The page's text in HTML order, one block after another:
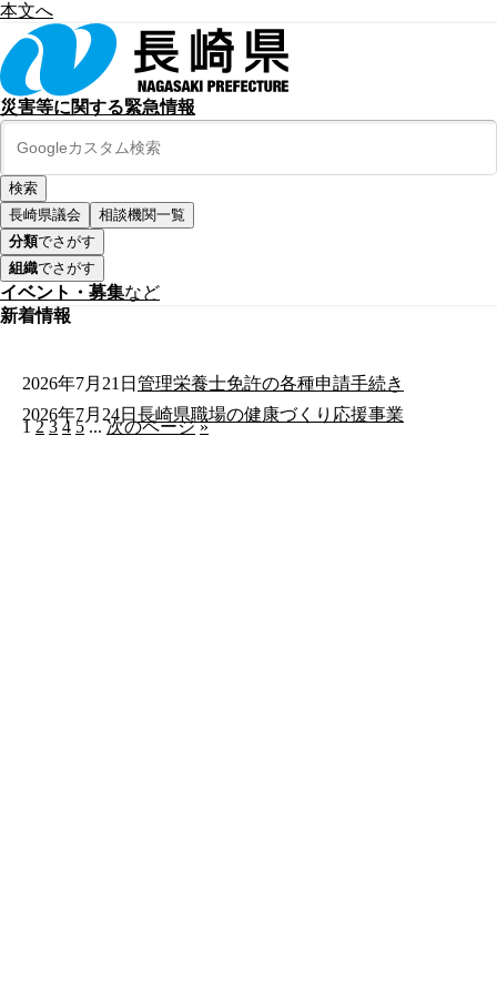
本文へ
災害等に関する緊急情報
長崎県議会
相談機関一覧
分類でさがす
組織でさがす
イベント・募集など
新着情報
2026年7月21日 管理栄養士免許の各種申請手続き
2026年7月24日 長崎県職場の健康づくり応援事業
12 3 4 5 ... 次のページ »